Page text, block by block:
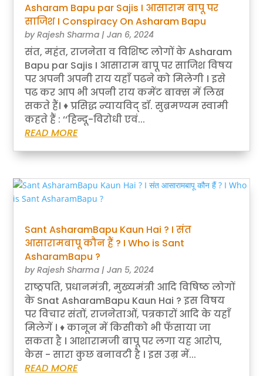
Asharam Bapu par Sajis I आसाराम बापू पर
साजिश I Conspiracy On Asharam Bapu
byRajesh Sharma |Jan 6, 2024
संत, महंत, राजनेता व विशिष्ट लोगों के Asharam
Bapu par Sajis I आसाराम बापू पर साजिश विषय
पर अपनी अपनी राय यहाँ पढने को मिलेगी । इसे
पढ कर आप भी अपनी राय कमेंट बाक्स में लिख
सकते हैं। ♦ प्रसिद्ध न्यायविद् डॉ. सुब्रमण्यम स्वामी
कहते हैं : ‘‘हिन्दू-विरोधी एवं...
READ MORE
Sant AsharamBapu Kaun Hai ? I संत
आसारामबापू कौन हैं ? I Who is Sant
AsharamBapu ?
byRajesh Sharma |Jan 5, 2024
राष्ठ्रपति, प्रधानमंत्री, मुख्यमंत्री आदि विषिष्ठ लोगों
के Snat AsharamBapu Kaun Hai ? इस विषय
पर विचार संतों, राजनेताओं, पत्रकारों आदि के यहाँ
मिलेगें । ♦ कानून में किसीको भी फँसाया जा
सकता है । आशारामजी बापू पर लगा यह आरोप,
केस - सारा कुछ बनावटी है । इस उम्र में...
READ MORE